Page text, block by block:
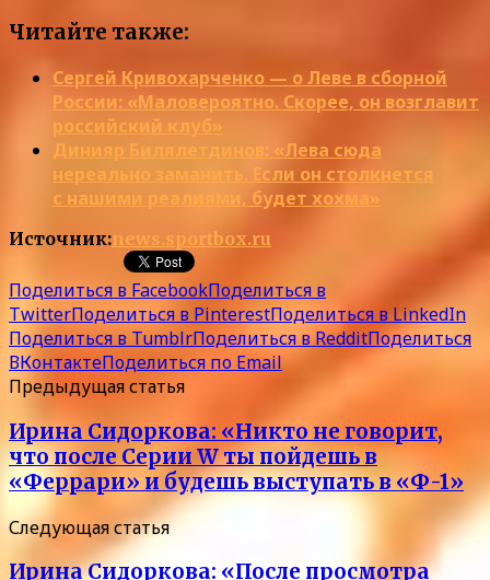
Читайте также:
Сергей Кривохарченко — о Леве в сборной
России: «Маловероятно. Скорее, он возглавит
российский клуб»
Динияр Билялетдинов: «Лева сюда
нереально заманить. Если он столкнется
с нашими реалиями, будет хохма»
Источник:news.sportbox.ru
Поделиться в FacebookПоделиться в
TwitterПоделиться в PinterestПоделиться в LinkedIn
Поделиться в TumblrПоделиться в RedditПоделиться
ВКонтактеПоделиться по Email
Предыдущая статья
Ирина Сидоркова: «Никто не говорит,
что после Серии W ты пойдешь в
«Феррари» и будешь выступать в «Ф-1»
Следующая статья
Ирина Сидоркова: «После просмотра